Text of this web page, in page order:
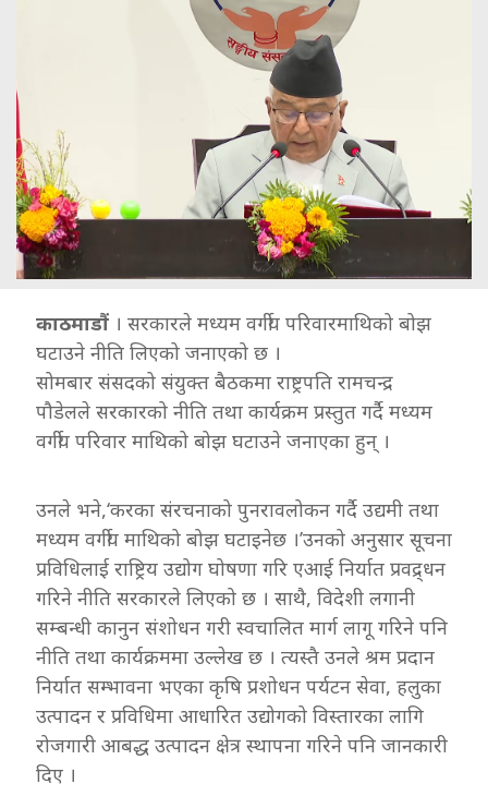
काठमाडौं । सरकारले मध्यम वर्गीय परिवारमाथिको बोझ
घटाउने नीति लिएको जनाएको छ ।
सोमबार संसदको संयुक्त बैठकमा राष्ट्रपति रामचन्द्र
पौडेलले सरकारको नीति तथा कार्यक्रम प्रस्तुत गर्दै मध्यम
वर्गीय परिवार माथिको बोझ घटाउने जनाएका हुन् ।
उनले भने,‘करका संरचनाको पुनरावलोकन गर्दै उद्यमी तथा
मध्यम वर्गीय माथिको बोझ घटाइनेछ ।’उनको अनुसार सूचना
प्रविधिलाई राष्ट्रिय उद्योग घोषणा गरि एआई निर्यात प्रवद्र्धन
गरिने नीति सरकारले लिएको छ । साथै, विदेशी लगानी
सम्बन्धी कानुन संशोधन गरी स्वचालित मार्ग लागू गरिने पनि
नीति तथा कार्यक्रममा उल्लेख छ । त्यस्तै उनले श्रम प्रदान
निर्यात सम्भावना भएका कृषि प्रशोधन पर्यटन सेवा, हलुका
उत्पादन र प्रविधिमा आधारित उद्योगको विस्तारका लागि
रोजगारी आबद्ध उत्पादन क्षेत्र स्थापना गरिने पनि जानकारी
दिए ।